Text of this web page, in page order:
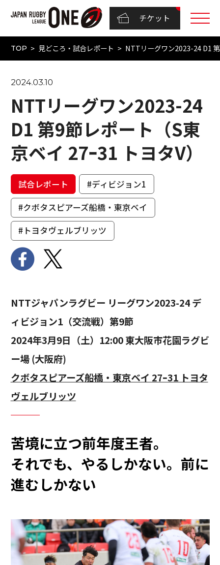
チケット
TOP 見どころ・試合レポート NTTリーグワン2023-24 D1
2024.03.10
NTTリーグワン2023-24
D1 第9節レポート（S東
京ベイ 27ｰ31 トヨタV）
試合レポート
#ディビジョン1
#クボタスピアーズ船橋・東京ベイ
#トヨタヴェルブリッツ
NTTジャパンラグビー リーグワン2023-24 デ
ィビジョン1（交流戦）第9節
2024年3月9日（土）12:00 東大阪市花園ラグビ
ー場 (大阪府)
クボタスピアーズ船橋・東京ベイ 27ｰ31 トヨタ
ヴェルブリッツ
苦境に立つ前年度王者。
それでも、やるしかない。前に
進むしかない